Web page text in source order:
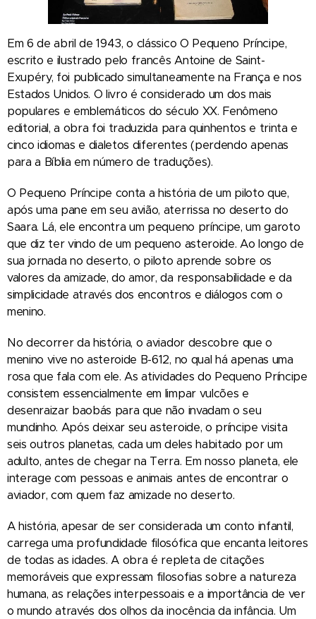
Em 6 de abril de 1943, o clássico O Pequeno Príncipe,
escrito e ilustrado pelo francês Antoine de Saint-
Exupéry, foi publicado simultaneamente na França e nos
Estados Unidos. O livro é considerado um dos mais
populares e emblemáticos do século XX. Fenômeno
editorial, a obra foi traduzida para quinhentos e trinta e
cinco idiomas e dialetos diferentes (perdendo apenas
para a Bíblia em número de traduções).
O Pequeno Príncipe conta a história de um piloto que,
após uma pane em seu avião, aterrissa no deserto do
Saara. Lá, ele encontra um pequeno príncipe, um garoto
que diz ter vindo de um pequeno asteroide. Ao longo de
sua jornada no deserto, o piloto aprende sobre os
valores da amizade, do amor, da responsabilidade e da
simplicidade através dos encontros e diálogos com o
menino.
No decorrer da história, o aviador descobre que o
menino vive no asteroide B-612, no qual há apenas uma
rosa que fala com ele. As atividades do Pequeno Príncipe
consistem essencialmente em limpar vulcões e
desenraizar baobás para que não invadam o seu
mundinho. Após deixar seu asteroide, o príncipe visita
seis outros planetas, cada um deles habitado por um
adulto, antes de chegar na Terra. Em nosso planeta, ele
interage com pessoas e animais antes de encontrar o
aviador, com quem faz amizade no deserto.
A história, apesar de ser considerada um conto infantil,
carrega uma profundidade filosófica que encanta leitores
de todas as idades. A obra é repleta de citações
memoráveis que expressam filosofias sobre a natureza
humana, as relações interpessoais e a importância de ver
o mundo através dos olhos da inocência da infância. Um